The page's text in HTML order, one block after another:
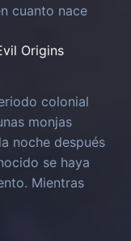
cuanto nace
Origins
colonial
monjas
noche después
se haya
Mientras